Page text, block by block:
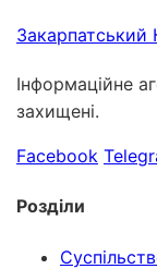
Закарпатський
Інформаційне
захищені.
Facebook
Розділи